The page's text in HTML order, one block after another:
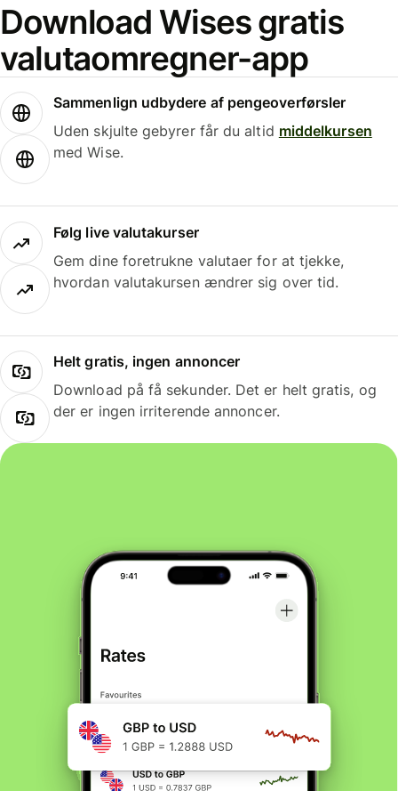
Download Wises gratis
valutaomregner-app
Sammenlign udbydere af pengeoverførsler
Uden skjulte gebyrer får du altid middelkursen
med Wise.
Følg live valutakurser
Gem dine foretrukne valutaer for at tjekke,
hvordan valutakursen ændrer sig over tid.
Helt gratis, ingen annoncer
Download på få sekunder. Det er helt gratis, og
der er ingen irriterende annoncer.